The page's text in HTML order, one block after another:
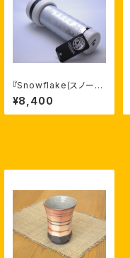
『Snowflake(スノーフ
レイク)』 アーティス
ト：マイケル・コリア
¥8,400